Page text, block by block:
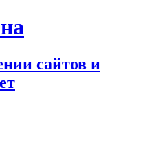
сайтов и